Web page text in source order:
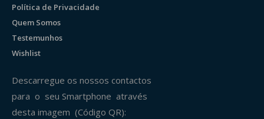
Política de Privacidade
Quem Somos
Testemunhos
Wishlist
Descarregue os nossos contactos
para o seu Smartphone através
desta imagem (Código QR):